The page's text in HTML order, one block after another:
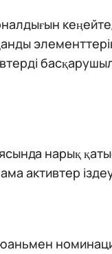
нарық
активтер